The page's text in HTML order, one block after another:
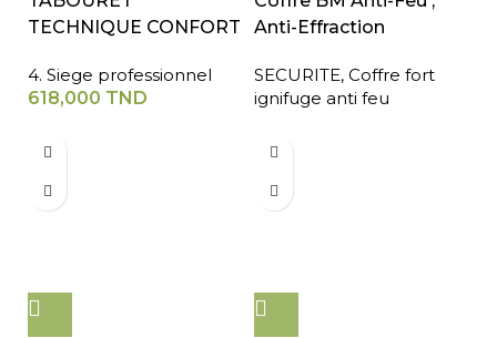
TECHNIQUE CONFORT
4. Siege professionnel
618,000 TND
Anti-Effraction
SECURITE, Coffre fort
ignifuge anti feu